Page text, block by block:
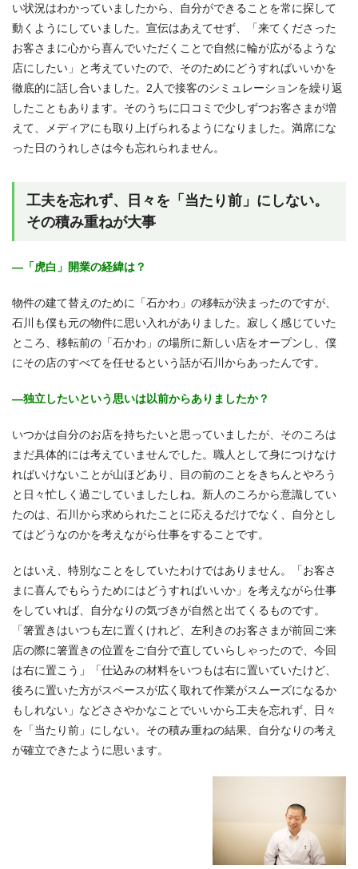
い状況はわかっていましたから、自分ができることを常に探して
動くようにしていました。宣伝はあえてせず、「来てくださった
お客さまに心から喜んでいただくことで自然に輪が広がるような
店にしたい」と考えていたので、そのためにどうすればいいかを
徹底的に話し合いました。2人で接客のシミュレーションを繰り返
したこともあります。そのうちに口コミで少しずつお客さまが増
えて、メディアにも取り上げられるようになりました。満席にな
った日のうれしさは今も忘れられません。
工夫を忘れず、日々を「当たり前」にしない。
その積み重ねが大事
―「虎白」開業の経緯は？
物件の建て替えのために「石かわ」の移転が決まったのですが、
石川も僕も元の物件に思い入れがありました。寂しく感じていた
ところ、移転前の「石かわ」の場所に新しい店をオープンし、僕
にその店のすべてを任せるという話が石川からあったんです。
―独立したいという思いは以前からありましたか？
いつかは自分のお店を持ちたいと思っていましたが、そのころは
まだ具体的には考えていませんでした。職人として身につけなけ
ればいけないことが山ほどあり、目の前のことをきちんとやろう
と日々忙しく過ごしていましたしね。新人のころから意識してい
たのは、石川から求められたことに応えるだけでなく、自分とし
てはどうなのかを考えながら仕事をすることです。
とはいえ、特別なことをしていたわけではありません。「お客さ
まに喜んでもらうためにはどうすればいいか」を考えながら仕事
をしていれば、自分なりの気づきが自然と出てくるものです。
「箸置きはいつも左に置くけれど、左利きのお客さまが前回ご来
店の際に箸置きの位置をご自分で直していらしゃったので、今回
は右に置こう」「仕込みの材料をいつもは右に置いていたけど、
後ろに置いた方がスペースが広く取れて作業がスムーズになるか
もしれない」などささやかなことでいいから工夫を忘れず、日々
を「当たり前」にしない。その積み重ねの結果、自分なりの考え
が確立できたように思います。